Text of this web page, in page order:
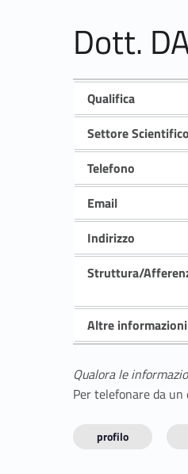
Dott.
Qualifica
Settore
Telefono
Email
Indirizzo
Struttura/
Altre informazioni
Qualora le
Per telefonare da
profilo